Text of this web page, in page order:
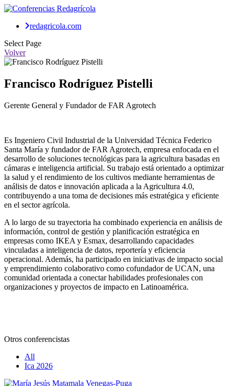
redagricola.com
Select Page
Volver
Francisco Rodríguez Pistelli
Gerente General y Fundador de FAR Agrotech
Es Ingeniero Civil Industrial de la Universidad Técnica Federico
Santa María y fundador de FAR Agrotech, empresa enfocada en el
desarrollo de soluciones tecnológicas para la agricultura basadas en
cámaras e inteligencia artificial. Su trabajo está orientado a optimizar
la salud y el rendimiento de los cultivos mediante herramientas de
análisis de datos e innovación aplicada a la Agricultura 4.0,
contribuyendo a una toma de decisiones más estratégica y eficiente
en el sector agrícola.
A lo largo de su trayectoria ha combinado experiencia en análisis de
información, control de gestión y planificación estratégica en
empresas como IKEA y Esmax, desarrollando capacidades
vinculadas a inteligencia de datos, reportería y eficiencia
operacional. Además, ha participado en iniciativas de impacto social
y emprendimiento colaborativo como cofundador de UCAN, una
comunidad orientada a conectar habilidades profesionales con
organizaciones y proyectos de impacto en Latinoamérica.
Otros conferencistas
All
Ica 2026